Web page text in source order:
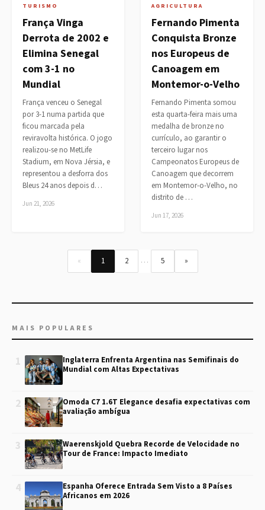
TURISMO
França Vinga
Derrota de 2002 e
Elimina Senegal
com 3-1 no
Mundial
França venceu o Senegal
por 3-1 numa partida que
ficou marcada pela
reviravolta histórica. O jogo
realizou-se no MetLife
Stadium, em Nova Jérsia, e
representou a desforra dos
Bleus 24 anos depois d…
Jun 21, 2026
AGRICULTURA
Fernando Pimenta
Conquista Bronze
nos Europeus de
Canoagem em
Montemor-o-Velho
Fernando Pimenta somou
esta quarta-feira mais uma
medalha de bronze no
currículo, ao garantir o
terceiro lugar nos
Campeonatos Europeus de
Canoagem que decorrem
em Montemor-o-Velho, no
distrito de …
Jun 17, 2026
« 1 2 … 5 »
MAIS POPULARES
1
Inglaterra Enfrenta Argentina nas Semifinais do
Mundial com Altas Expectativas
2
Omoda C7 1.6T Elegance desafia expectativas com
avaliação ambígua
3
Waerenskjold Quebra Recorde de Velocidade no
Tour de France: Impacto Imediato
4
Espanha Oferece Entrada Sem Visto a 8 Países
Africanos em 2026